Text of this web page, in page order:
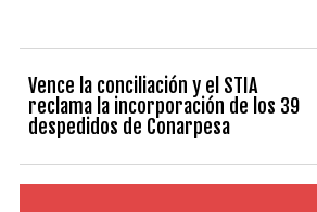
Vence la conciliación y el STIA
reclama la incorporación de los 39
despedidos de Conarpesa